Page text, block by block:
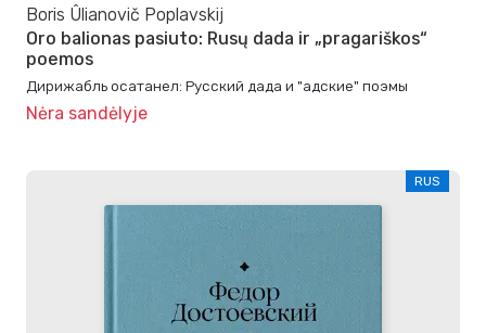
Boris Ûlianovič Poplavskij
Oro balionas pasiuto: Rusų dada ir „pragariškos“
poemos
Дирижабль осатанел: Русский дада и "адские" поэмы
Nėra sandėlyje
RUS